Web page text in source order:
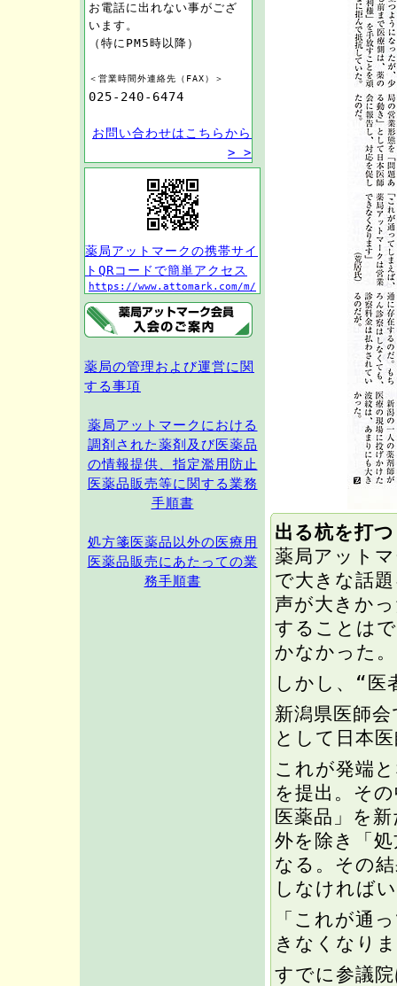
お電話に出れない事がござ
います。
（特にPM5時以降）
＜営業時間外連絡先（FAX）＞
025-240-6474
お問い合わせはこちらから
> >
薬局アットマークの携帯サイ
トQRコードで簡単アクセス
https://www.attomark.com/m/
薬局の管理および運営に関
する事項
薬局アットマークにおける
調剤された薬剤及び医薬品
の情報提供、指定濫用防止
医薬品販売等に関する業務
手順書
処方箋医薬品以外の医療用
医薬品販売にあたっての業
務手順書
出る杭を打つ
薬局アット
で大きな話
声が大きか
することは
かなかった。
しかし、“医
新潟県医師
として日本
これが発端
を提出。そ
医薬品」を
外を除き「
なる。その
しなければ
「これが通
きなくなり
すでに参議